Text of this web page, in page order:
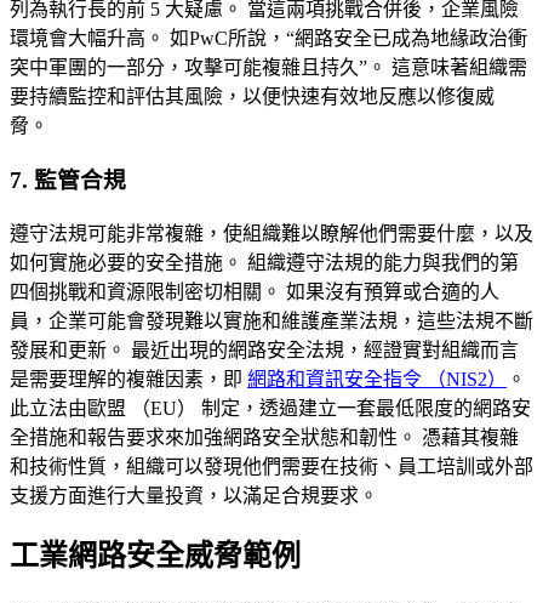
列為執行長的前 5 大疑慮。 當這兩項挑戰合併後，企業風險
環境會大幅升高。 如PwC所說，“網路安全已成為地緣政治衝
突中軍團的一部分，攻擊可能複雜且持久”。 這意味著組織需
要持續監控和評估其風險，以便快速有效地反應以修復威
脅。
7. 監管合規
遵守法規可能非常複雜，使組織難以瞭解他們需要什麼，以及
如何實施必要的安全措施。 組織遵守法規的能力與我們的第
四個挑戰和資源限制密切相關。 如果沒有預算或合適的人
員，企業可能會發現難以實施和維護產業法規，這些法規不斷
發展和更新。 最近出現的網路安全法規，經證實對組織而言
是需要理解的複雜因素，即 網路和資訊安全指令 （NIS2）
。
此立法由歐盟 （EU） 制定，透過建立一套最低限度的網路安
全措施和報告要求來加強網路安全狀態和韌性。 憑藉其複雜
和技術性質，組織可以發現他們需要在技術、員工培訓或外部
支援方面進行大量投資，以滿足合規要求。
工業網路安全威脅範例